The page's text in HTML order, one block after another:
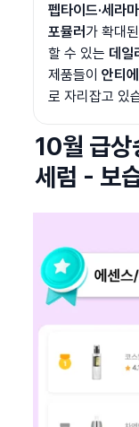
펩타이드·세라
포뮬러 가 확대
할 수 있는 데일
제품들이 안티
로 자리잡고 있
10월 급
세럼 - 보